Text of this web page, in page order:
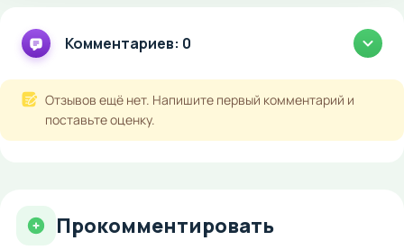
Комментариев: 0
Отзывов ещё нет. Напишите первый комментарий и
поставьте оценку.
Прокомментировать